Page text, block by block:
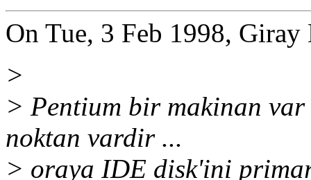
On Tue, 3 Feb 1998,
>
> Pentium bir makinan
noktan vardir ...
> oraya IDE disk'ini